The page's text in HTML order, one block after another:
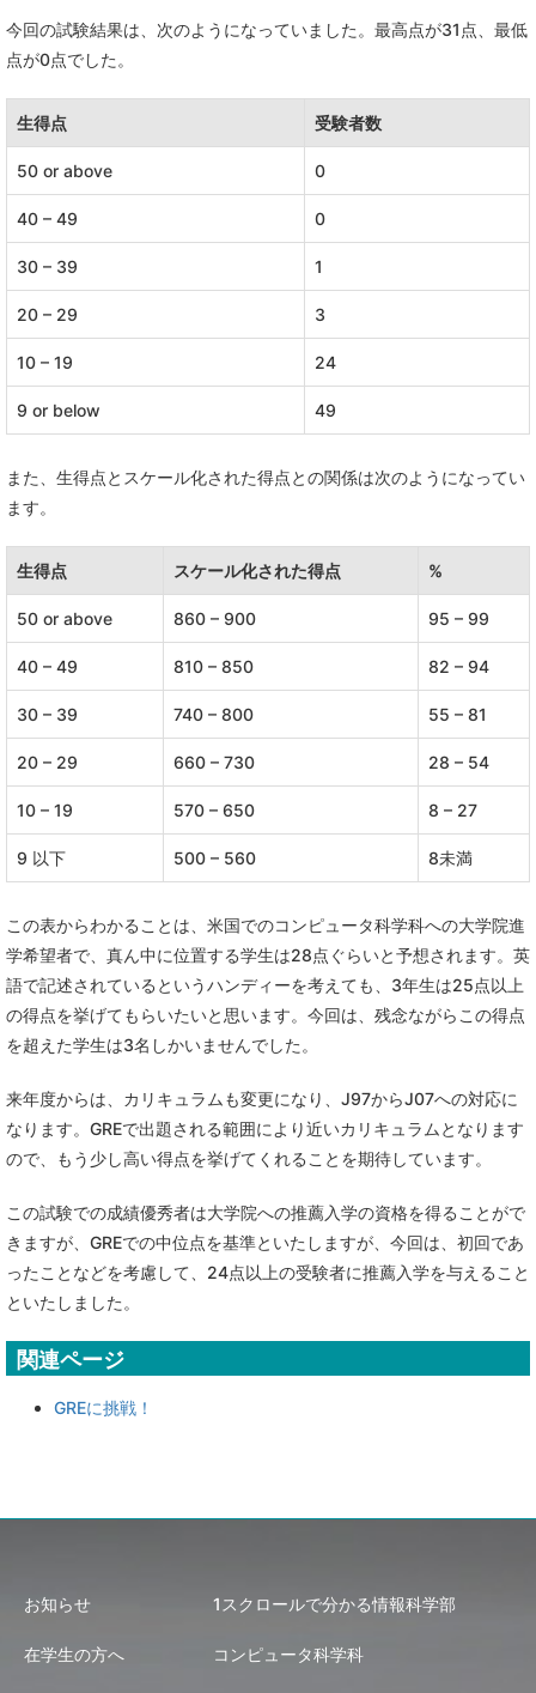
今回の試験結果は、次のようになっていました。最高点が31点、最低
点が0点でした。
生得点 受験者数
50 or above 0
40 – 49 0
30 – 39 1
20 – 29 3
10 – 19 24
9 or below 49
また、生得点とスケール化された得点との関係は次のようになってい
ます。
生得点 スケール化された得点 %
50 or above 860 – 900 95 – 99
40 – 49 810 – 850 82 – 94
30 – 39 740 – 800 55 – 81
20 – 29 660 – 730 28 – 54
10 – 19 570 – 650 8 – 27
9 以下 500 – 560 8未満
この表からわかることは、米国でのコンピュータ科学科への大学院進
学希望者で、真ん中に位置する学生は28点ぐらいと予想されます。英
語で記述されているというハンディーを考えても、3年生は25点以上
の得点を挙げてもらいたいと思います。今回は、残念ながらこの得点
を超えた学生は3名しかいませんでした。
来年度からは、カリキュラムも変更になり、J97からJ07への対応に
なります。GREで出題される範囲により近いカリキュラムとなります
ので、もう少し高い得点を挙げてくれることを期待しています。
この試験での成績優秀者は大学院への推薦入学の資格を得ることがで
きますが、GREでの中位点を基準といたしますが、今回は、初回であ
ったことなどを考慮して、24点以上の受験者に推薦入学を与えること
といたしました。
関連ページ
GREに挑戦！
お知らせ
在学生の方へ
1スクロールで分かる情報科学部
コンピュータ科学科